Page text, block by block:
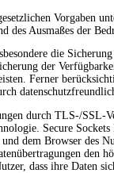
Vorgaben
des Ausmaßes der
die
der
Ferner
durch TLS-/SSL-
Secure
dem Browser des
den
dass ihre Daten